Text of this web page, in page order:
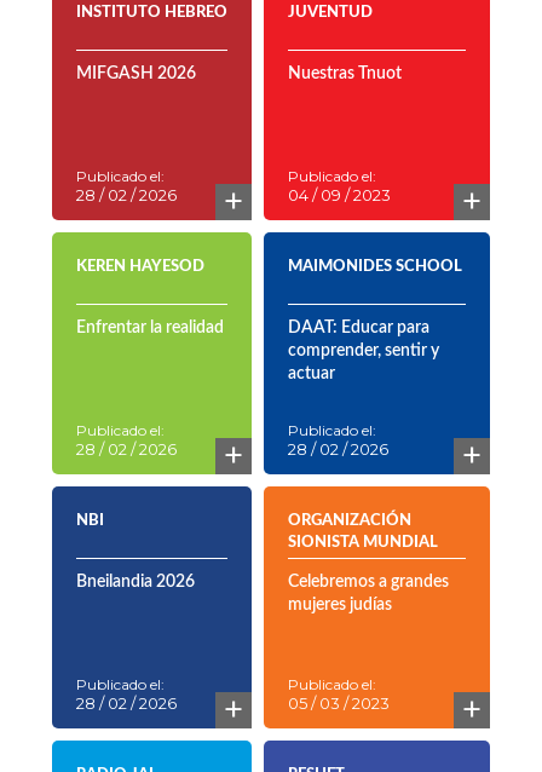
INSTITUTO HEBREO
MIFGASH 2026
Publicado el:
28 / 02 / 2026 +
JUVENTUD
Nuestras Tnuot
Publicado el:
04 / 09 / 2023 +
KEREN HAYESOD
Enfrentar la realidad
Publicado el:
28 / 02 / 2026 +
MAIMONIDES SCHOOL
DAAT: Educar para
comprender, sentir y
actuar
Publicado el:
28 / 02 / 2026 +
NBI
Bneilandia 2026
Publicado el:
28 / 02 / 2026 +
ORGANIZACIÓN
SIONISTA MUNDIAL
Celebremos a grandes
mujeres judías
Publicado el:
05 / 03 / 2023 +